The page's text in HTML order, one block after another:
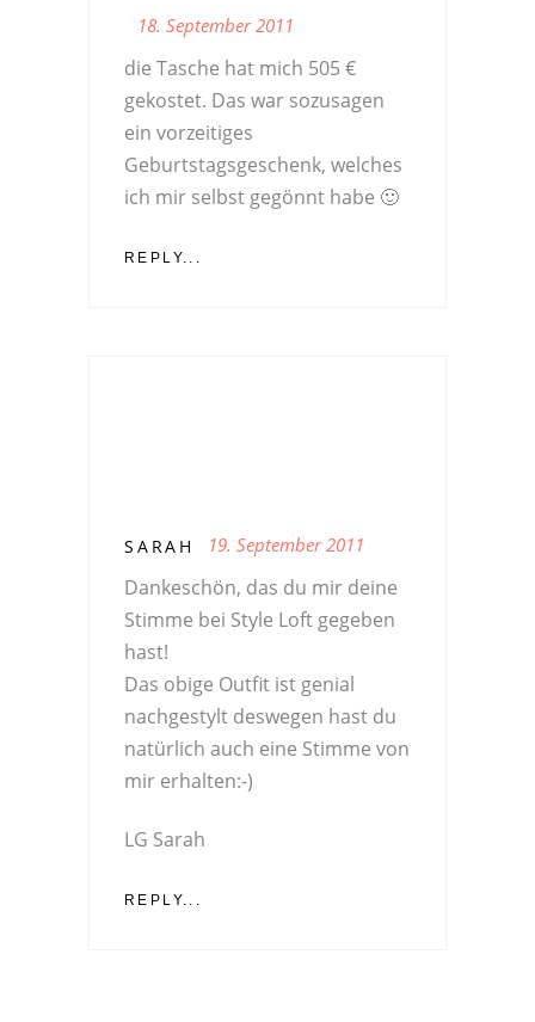
18. September 2011
die Tasche hat mich 505 €
gekostet. Das war sozusagen
ein vorzeitiges
Geburtstagsgeschenk, welches
ich mir selbst gegönnt habe 🙂
REPLY...
SARAH 19. September 2011
Dankeschön, das du mir deine
Stimme bei Style Loft gegeben
hast!
Das obige Outfit ist genial
nachgestylt deswegen hast du
natürlich auch eine Stimme von
mir erhalten:-)
LG Sarah
REPLY...